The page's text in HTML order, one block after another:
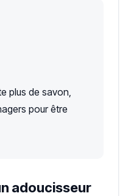
plus de savon,
pour être
adoucisseur